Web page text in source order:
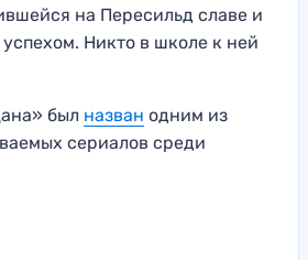
на Пересильд славе и
Никто в школе к ней
был назван одним из
сериалов среди